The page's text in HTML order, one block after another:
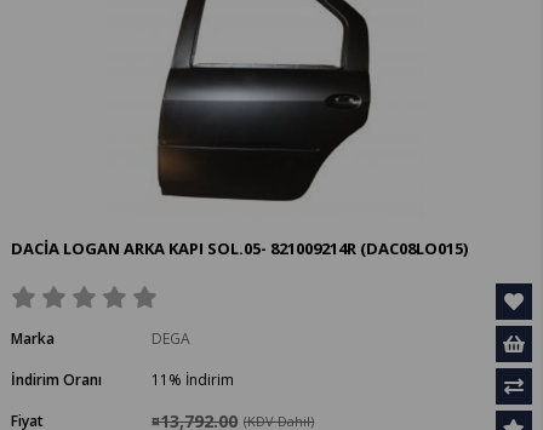
DACİA LOGAN ARKA KAPI SOL.05- 821009214R (DAC08LO015)
Marka
DEGA
İndirim Oranı
%
11
İndirim
Fiyat
¤13,792.00 (KDV Dahil)